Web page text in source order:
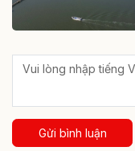
Gửi bình luận